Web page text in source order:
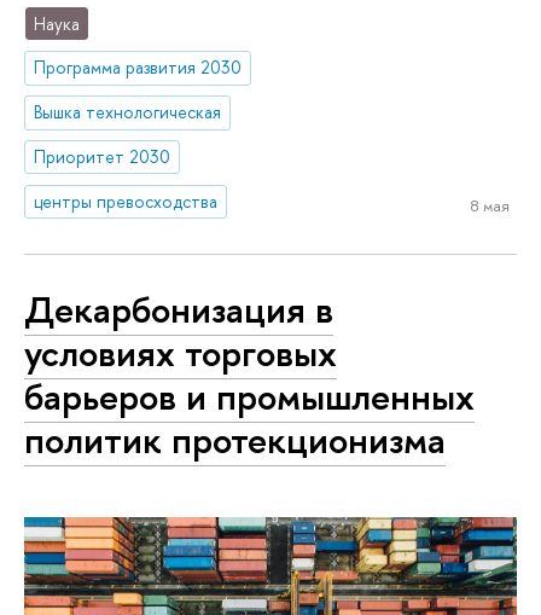
Наука
Программа развития 2030
Вышка технологическая
Приоритет 2030
центры превосходства
8 мая
Декарбонизация в
условиях торговых
барьеров и промышленных
политик протекционизма